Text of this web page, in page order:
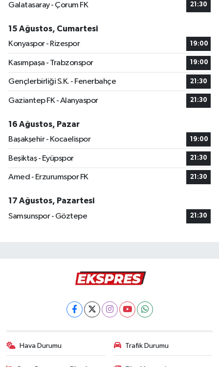
Galatasaray - Çorum FK
21:30
15 Ağustos, Cumartesi
Konyaspor - Rizespor
19:00
Kasımpaşa - Trabzonspor 19:00
Gençlerbirliği S.K. - Fenerbahçe 21:30
Gaziantep FK - Alanyaspor 21:30
16 Ağustos, Pazar
Başakşehir - Kocaelispor
19:00
Beşiktaş - Eyüpspor 21:30
Amed - Erzurumspor FK 21:30
17 Ağustos, Pazartesi
Samsunspor - Göztepe
21:30
Hava Durumu Trafik Durumu